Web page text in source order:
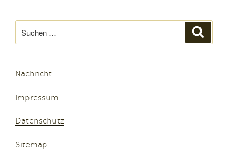
nach:
Nachricht
Impressum
Datenschutz
Sitemap